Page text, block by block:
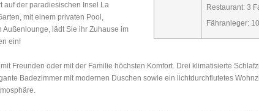
Restaurant: 3
Fähranleger:
auf der paradiesischen Insel La
mit einem privaten Pool,
lädt Sie ihr Zuhause im
ein!
Freunden oder mit der Familie höchsten Komfort. Drei klimatisierte
Badezimmer mit modernen Duschen sowie ein lichtdurchflutetes